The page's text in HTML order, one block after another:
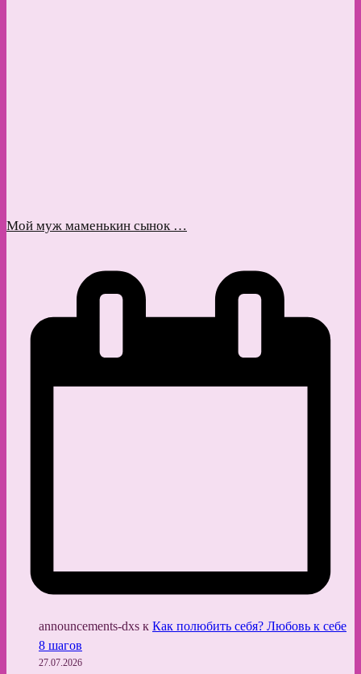
Мой муж маменькин сынок …
announcements-dxs к Как полюбить себя? Любовь к себе
8 шагов
27.07.2026